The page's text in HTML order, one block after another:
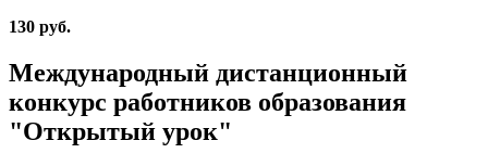
130 руб.
Международный дистанционный
конкурс работников образования
"Открытый урок"